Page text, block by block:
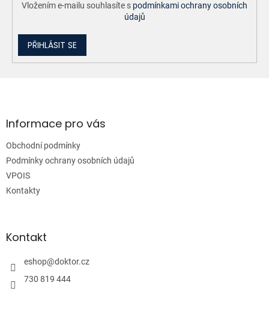
Vložením e-mailu souhlasíte s podmínkami ochrany osobních
údajů
PŘIHLÁSIT SE
aInformace pro vás
Obchodní podmínky
Podmínky ochrany osobních údajů
VPOIS
Kontakty
Kontakt
eshop@doktor.cz
730 819 444